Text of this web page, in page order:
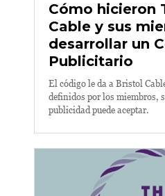
Cómo hicieron
Cable y sus
desarrollar un
Publicitario
El código le da a Bristol
definidos por los miembros,
publicidad puede aceptar.